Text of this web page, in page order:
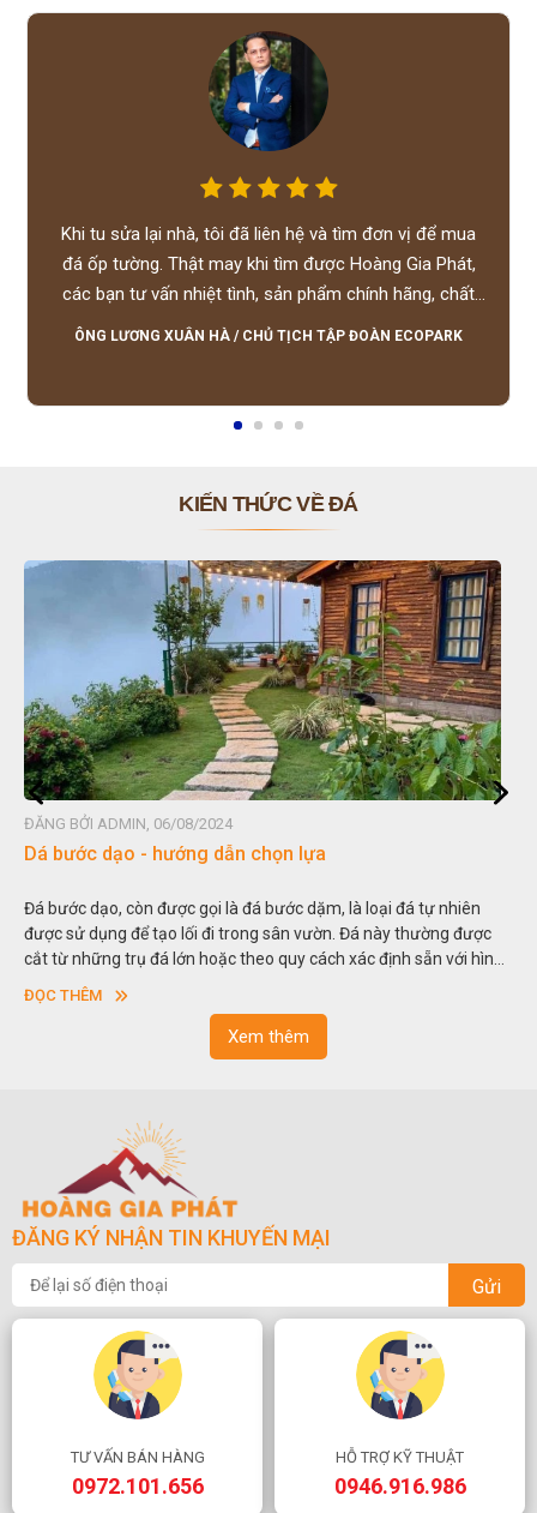
Khi tu sửa lại nhà, tôi đã liên hệ và tìm đơn vị để mua
đá ốp tường. Thật may khi tìm được Hoàng Gia Phát,
các bạn tư vấn nhiệt tình, sản phẩm chính hãng, chất
lượng tốt, giá hợp lý, hỗ trợ tận tình.
ÔNG LƯƠNG XUÂN HÀ / CHỦ TỊCH TẬP ĐOÀN ECOPARK
KIẾN THỨC VỀ ĐÁ
ĐĂNG BỞI ADMIN, 06/08/2024
Đá non bộ - cách lựa chọn non bộ đẹp
Hòn non bộ được biết đến là một nghệ thuật xây dựng, sắp đặt,
thu nhỏ, đưa mô hình những ngọn núi to lớn ngoài tự nhiên vào
trong các vườn cảnh. Hay nói một cách khác, người ta gọi là “giả
sơn”. Nghệ thuật hòn non bộ nhằm phục vụ cho mục đích thưởng
ngoạn và phong thủy trong cuộc sống.
ĐỌC THÊM
Xem thêm
ĐĂNG KÝ NHẬN TIN KHUYẾN MẠI
Gửi
TƯ VẤN BÁN HÀNG
0972.101.656
HỖ TRỢ KỸ THUẬT
0946.916.986